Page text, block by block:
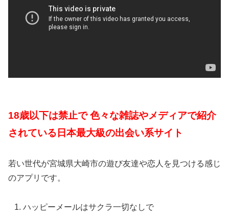
18歳以下は禁止で 色々な雑誌やメディアで紹介
されている日本最大級の出会い系サイト
若い世代が宮城県大崎市の遊び友達や恋人を見つける感じ
のアプリです。
ハッピーメールはサクラ一切なしで